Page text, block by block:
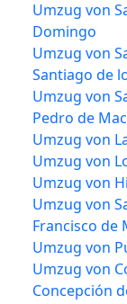
Umzug von
Domingo
Umzug von
Santiago de
Umzug von
Pedro de
Umzug von
Umzug von
Umzug von
Umzug von
Francisco de
Umzug von
Umzug von
Concepción